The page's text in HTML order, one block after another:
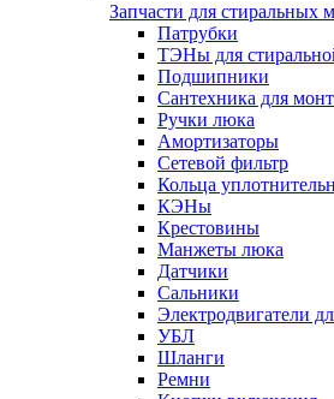
Запчасти для стиральных
Патрубки
ТЭНы для
Подшипники
Сантехника для
Ручки люка
Амортизаторы
Сетевой фильтр
Кольца
КЭНы
Крестовины
Манжеты люка
Датчики
Сальники
Электродвигатели
УБЛ
Шланги
Ремни